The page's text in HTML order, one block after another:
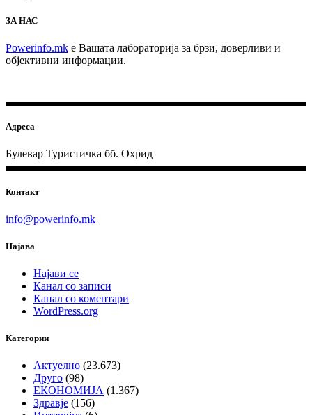
ЗА НАС
Powerinfo.mk e Вашата лабораторија за брзи, доверливи и
објективни информации.
Адреса
Булевар Туристичка бб. Охрид
Контакт
info@powerinfo.mk
Најава
Најави се
Канал со записи
Канал со коментари
WordPress.org
Категории
Актуелно (23.673)
Друго (98)
ЕКОНОМИЈА (1.367)
Здравје (156)